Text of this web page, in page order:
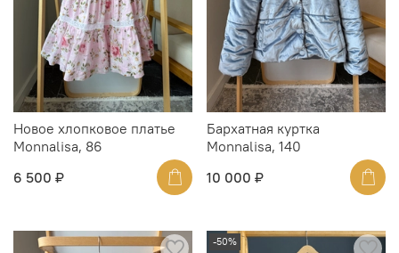
Новое хлопковое платье
Monnalisa, 86
6 500 ₽
Бархатная куртка
Monnalisa, 140
10 000 ₽
-50%